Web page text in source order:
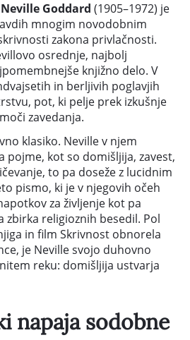
Neville Goddard (1905–1972) je
mnogim novodobnim
zakona privlačnosti.
osrednje, najbolj
knjižno delo. V
in berljivih poglavjih
pot, ki pelje prek izkušnje
zavedanja.
klasiko. Neville v njem
kot so domišljija, zavest,
to pa doseže z lucidnim
pismo, ki je v njegovih očeh
za življenje kot pa
zbirka religioznih besedil. Pol
in film Skrivnost obnorela
je Neville svojo duhovno
reku: domišljija ustvarja
napaja sodobne